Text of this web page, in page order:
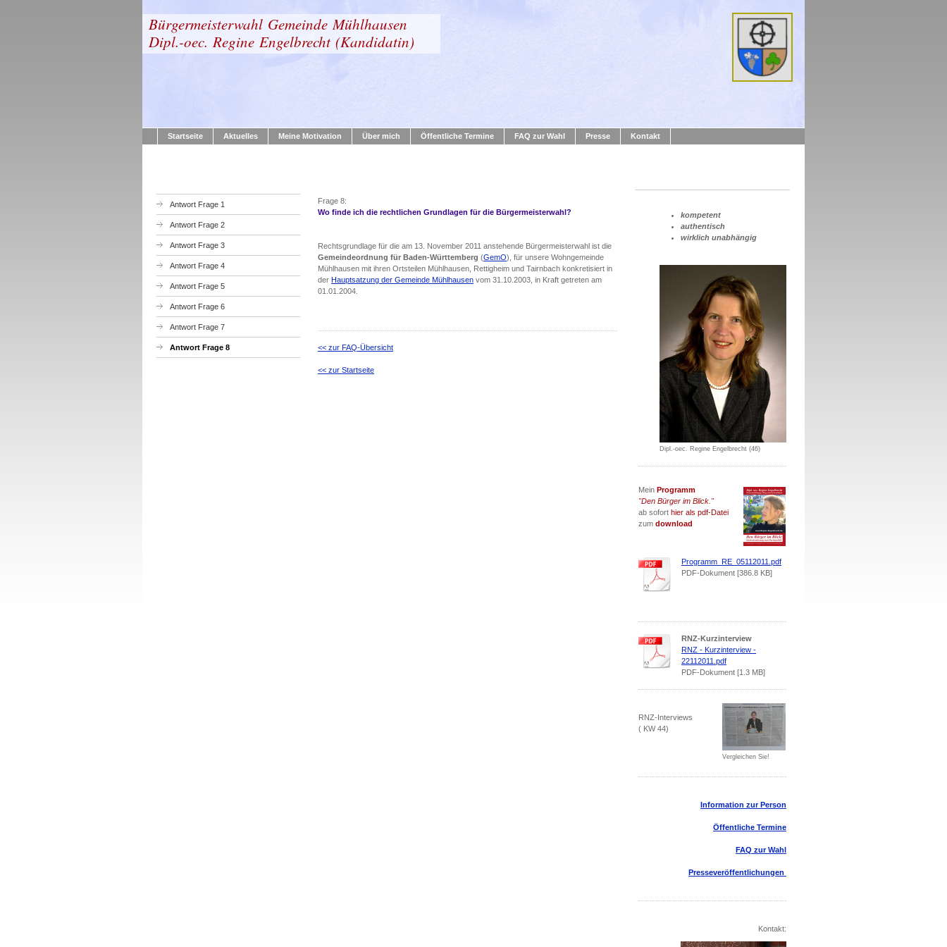
Bürgermeisterwahl Gemeinde Mühlhausen
Dipl.-oec. Regine Engelbrecht (Kandidatin)
Startseite Aktuelles Meine Motivation Über mich Öffentliche Termine FAQ zur Wahl Presse Kontakt
Antwort Frage 1
Antwort Frage 2
Antwort Frage 3
Antwort Frage 4
Antwort Frage 5
Antwort Frage 6
Antwort Frage 7
Antwort Frage 8
Frage 8:
Wo finde ich die rechtlichen Grundlagen für die Bürgermeisterwahl?
Rechtsgrundlage für die am 13. November 2011 anstehende Bürgermeisterwahl ist die
Gemeindeordnung für Baden-Württemberg (GemO), für unsere Wohngemeinde
Mühlhausen mit ihren Ortsteilen Mühlhausen, Rettigheim und Tairnbach konkretisiert in
der Hauptsatzung der Gemeinde Mühlhausen vom 31.10.2003, in Kraft getreten am
01.01.2004.
<< zur FAQ-Übersicht
<< zur Startseite
kompetent
authentisch
wirklich unabhängig
Dipl.-oec. Regine Engelbrecht (46)
Mein Programm
"Den Bürger im Blick."
ab sofort hier als pdf-Datei
zum download
Programm_RE_05112011.pdf
PDF-Dokument [386.8 KB]
RNZ-Kurzinterview
RNZ - Kurzinterview -
22112011.pdf
PDF-Dokument [1.3 MB]
Vergleichen Sie!
RNZ-Interviews
( KW 44)
Information zur Person
Öffentliche Termine
FAQ zur Wahl
Presseveröffentlichungen
Kontakt: